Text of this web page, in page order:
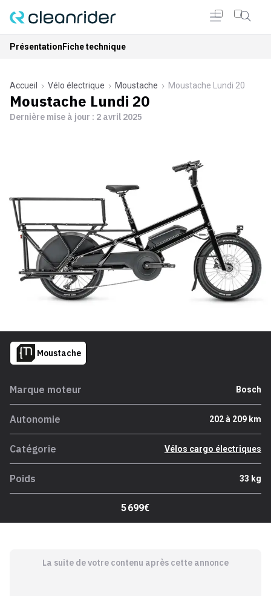
Présentation Fiche technique
Accueil Vélo électrique Moustache Moustache Lundi 20
Moustache Lundi 20
Dernière mise à jour : 2 avril 2025
Moustache
Marque moteur Bosch
Autonomie 202 à 209 km
Catégorie Vélos cargo électriques
Poids 33 kg
5 699€
La suite de votre contenu après cette annonce